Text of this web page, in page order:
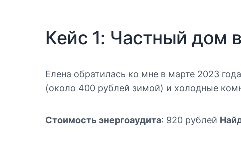
Кейс 1: Частный дом
Елена обратилась ко мне в марте 2023
(около 400 рублей зимой) и холодные
Стоимость энергоаудита: 920 рублей